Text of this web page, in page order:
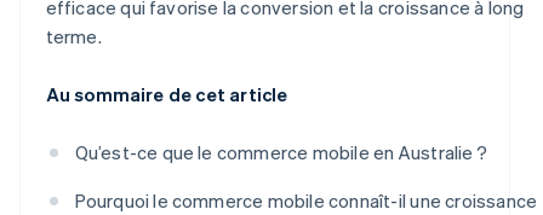
efficace qui favorise la conversion et la croissance à long
terme.
Au sommaire de cet article
Qu’est-ce que le commerce mobile en Australie ?
Pourquoi le commerce mobile connaît-il une croissance